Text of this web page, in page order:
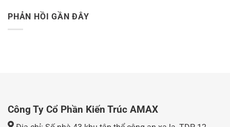
PHẢN HỒI GẦN ĐÂY
Công Ty Cổ Phần Kiến Trúc AMAX